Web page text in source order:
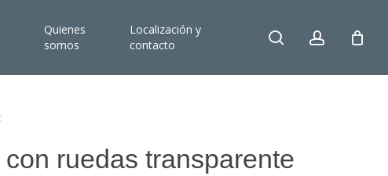
Quienes
somos
Localización y
contacto
search account
ruedas transparente